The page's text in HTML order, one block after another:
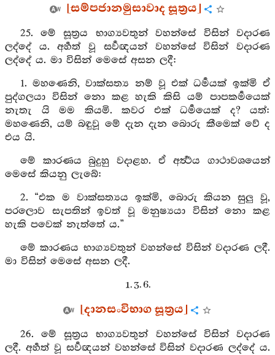
[සම්පජානමුසාවාද සූත්‍රය]
25. මේ සූත්‍රය භාග්‍යවතුන් වහන්සේ විසින් වදාරණ
ලද්දේ ය. අර්‍හත් වූ සර්‍වඥයන් වහන්සේ විසින් වදාරණ
ලද්දේ ය. මා විසින් මෙසේ අසන ලදී:
1. මහණෙනි, වාක්සත්‍ය නම් වූ එක් ධර්‍මයක් ඉක්මි ඒ
පුද්ගලයා විසින් නො කළ හැකි කිසි යම් පාපකර්‍මයෙක්
නැතැ යි මම කියමි. කවර එක් ධර්‍මයෙක් ද? යත්:
මහණෙනි, යම් බඳුවූ මේ දැන දැන බොරු කීමෙක් වේ ද
එය යි.
මේ කාරණය බුදුහු වදාළහ. ඒ අර්‍ත්‍ථය ගාථාවශයෙන්
මෙසේ කියනු ලැබේ:
2. “එක ම වාක්සත්‍යය ඉක්මි, බොරු කියන සුලු වූ,
පරලොව සැපතින් ඉවත් වූ මනුෂ්‍යයා විසින් නො කළ
හැකි පවෙක් නැත්තේ ය.”
මේ කාරණය භාග්‍යවතුන් වහන්සේ විසින් වදාරණ ලදී.
මා විසින් මෙසේ අසන ලදී.
1. 3. 6.
[දානසංවිභාග සූත්‍රය]
26. මේ සූත්‍රය භාග්‍යවතුන් වහන්සේ විසින් වදාරණ
ලදී. අර්‍හත් වූ සර්‍වඥයන් වහන්සේ විසින් වදාරණ ලද්දේ ය.